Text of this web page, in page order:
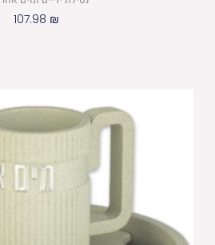
107.98 ₪